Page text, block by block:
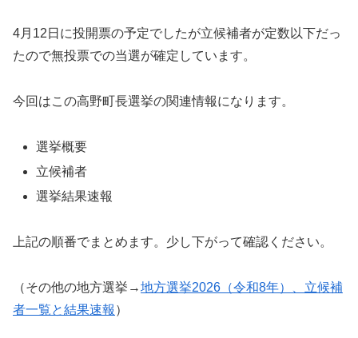
4月12日に投開票の予定でしたが立候補者が定数以下だっ
たので無投票での当選が確定しています。
今回はこの高野町長選挙の関連情報になります。
選挙概要
立候補者
選挙結果速報
上記の順番でまとめます。少し下がって確認ください。
（その他の地方選挙→地方選挙2026（令和8年）、立候補
者一覧と結果速報 ）